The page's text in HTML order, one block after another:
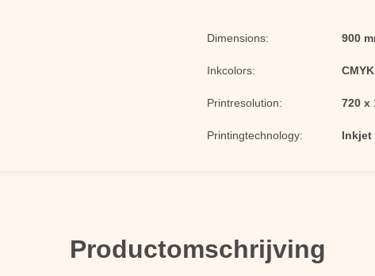
Dimensions: 900
Inkcolors: CMYK
Printresolution: 720 x
Printingtechnology: Inkjet
Productomschrijving